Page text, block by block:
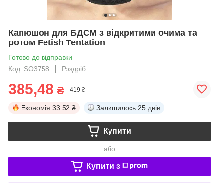
Капюшон для БДСМ з відкритими очима та
ротом Fetish Tentation
Готово до відправки
Код: SO3758
Роздріб
385,48 ₴ 419 ₴
Економія 33.52 ₴ Залишилось 25 днів
Купити
або
Купити з